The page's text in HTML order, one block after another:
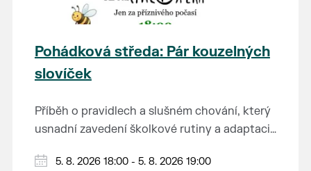
Pohádková středa: Pár kouzelných
slovíček
Příběh o pravidlech a slušném chování, který
usnadní zavedení školkové rutiny a adaptaci
Hraje se jen za příznivého počasí.
5. 8. 2026 18:00 - 5. 8. 2026 19:00